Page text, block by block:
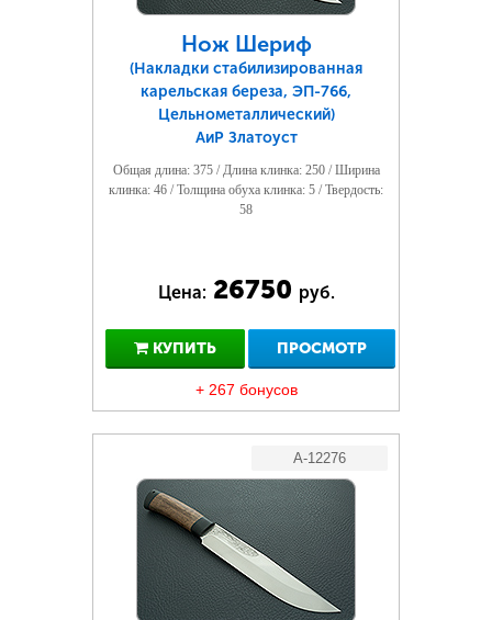
Нож Шериф
(Накладки стабилизированная
карельская береза, ЭП-766,
Цельнометаллический)
АиР Златоуст
Общая длина: 375 / Длина клинка: 250 / Ширина
клинка: 46 / Толщина обуха клинка: 5 / Твердость:
58
Цена: 26750 руб.
КУПИТЬ ПРОСМОТР
+ 267 бонусов
A-12276